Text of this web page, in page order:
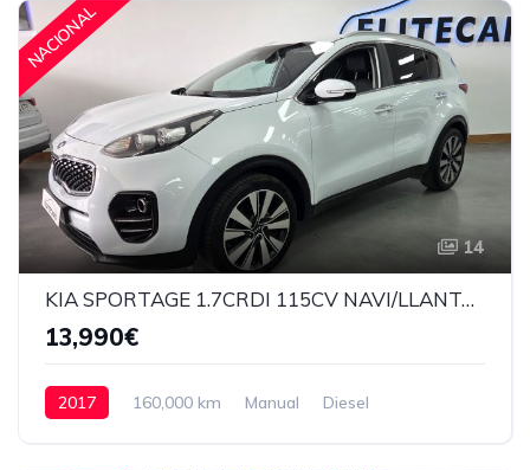
NACIONAL
14
KIA SPORTAGE 1.7CRDI 115CV NAVI/LLANTA19"/XENON
13,990€
2017 160,000 km Manual
Diesel